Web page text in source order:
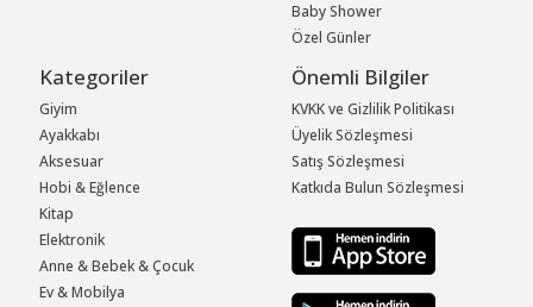
Baby Shower
Özel Günler
Kategoriler
Giyim
Ayakkabı
Aksesuar
Hobi & Eğlence
Kitap
Elektronik
Anne & Bebek & Çocuk
Ev & Mobilya
Önemli Bilgiler
KVKK ve Gizlilik Politikası
Üyelik Sözleşmesi
Satış Sözleşmesi
Katkıda Bulun Sözleşmesi